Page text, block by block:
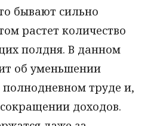
бывают сильно
растет количество
полдня. В данном
об уменьшении
труде и,
доходов.